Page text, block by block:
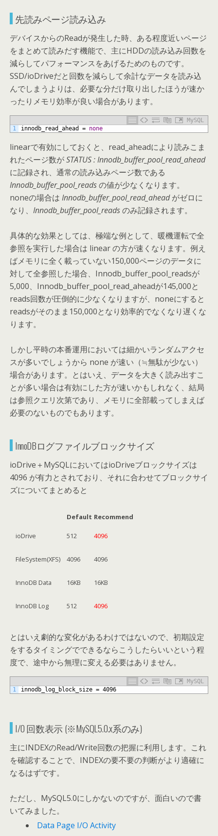
先読みページ読み込み
デバイスからのReadが発生した時、ある程度近いページ
をまとめて読みだす機能で、主にHDDの読み込み回数を
減らしてパフォーマンスをあげるためのものです。
SSD/ioDriveだと回数を減らして余計なデータを読み込
んでしまうよりは、必要な分だけ取り出したほうが速か
ったりメモリ効率が良い場合があります。
MySQL
1
innodb_read_ahead = none
linearで有効にしておくと、read_aheadにより読みこま
れたページ数がSTATUS : Innodb_buffer_pool_read_ahead
に記録され、通常の読み込みページ数である
Innodb_buffer_pool_readsの値が少なくなります。
noneの場合は Innodb_buffer_pool_read_aheadがゼロに
なり、 Innodb_buffer_pool_readsのみ記録されます。
具体的な効果としては、極端な例として、暖機運転で全
参照を実行した場合は linear の方が速くなります。例え
ばメモリに全く載っていない150,000ページのデータに
対して全参照した場合、Innodb_buffer_pool_readsが
5,000、Innodb_buffer_pool_read_aheadが145,000と
reads回数が圧倒的に少なくなりますが、noneにすると
readsがそのまま150,000となり効率的でなくなり遅くな
ります。
しかし平時の本番運用においては細かいランダムアクセ
スが多いでしょうから none が速い（≒無駄が少ない）
場合があります。とはいえ、データを大きく読み出すこ
とが多い場合は有効にした方が速いかもしれなく、結局
は参照クエリ次第であり、メモリに全部載ってしまえば
必要のないものでもあります。
InnoDBログファイルブロックサイズ
ioDrive＋MySQLにおいてはioDriveブロックサイズは
4096 が有力とされており、それに合わせてブロックサイ
ズについてまとめると
Default Recommend
ioDrive 512 4096
FileSystem(XFS) 4096 4096
InnoDB Data 16KB 16KB
InnoDB Log 512 4096
とはいえ劇的な変化があるわけではないので、初期設定
をするタイミングでできるならこうしたらいいという程
度で、途中から無理に変える必要はありません。
MySQL
1
innodb_log_block_size = 4096
I/O 回数表示 (※MySQL5.0.x系のみ)
主にINDEXのRead/Write回数の把握に利用します。これ
を確認することで、INDEXの要不要の判断がより適確に
なるはずです。
ただし、MySQL5.0にしかないのですが、面白いので書
いてみました。
Data Page I/O Activity